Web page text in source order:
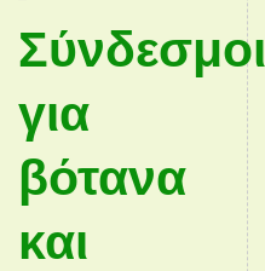
Σύνδεσμοι
για
βότανα
και